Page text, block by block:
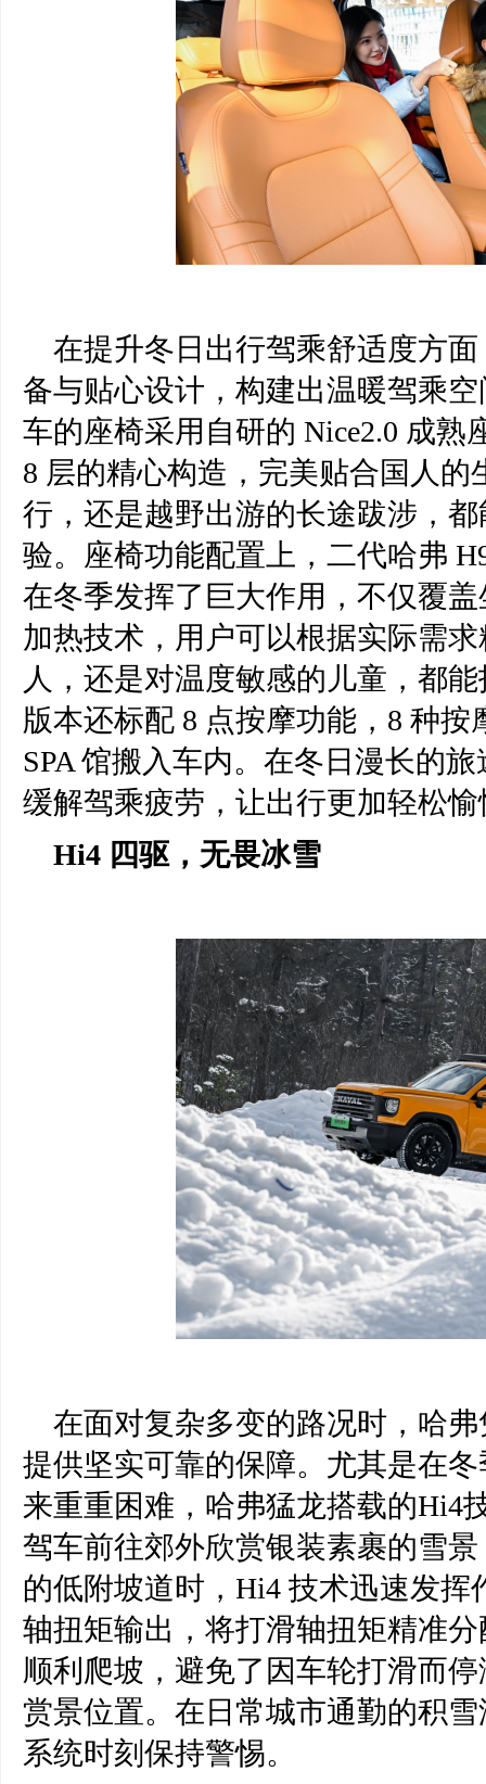
在提升冬日出行驾乘舒适度方
备与贴心设计，构建出温暖驾乘空
车的座椅采用 自研的 Nice2.0 成熟
8 层的精心构造，完美贴合国人
行，还是越野出游的长途跋涉，
验。 座椅功能配置上，二代哈弗
在冬季发挥了巨大作用，不仅覆
加热技术，用户可以根据实际需
人，还是对温度敏感的儿童，都
版本还标配 8 点按摩功能，8 种
SPA 馆搬入车内。在冬日漫长的
缓解驾乘疲劳，让出行更加轻松愉
Hi4 四驱，无畏冰雪
在面对复杂多变的路况时，哈
提供坚实可靠的保障。尤其是在
来重重困难，哈弗猛龙搭载的Hi4
驾车前往郊外欣赏银装素裹的雪
的低附坡道时，Hi4 技术迅速发挥
轴扭矩输出，将打滑轴扭矩精准
顺利爬坡，避免了因车轮打滑而
赏景位置。在日常城市通勤的积
系统时刻保持警惕。